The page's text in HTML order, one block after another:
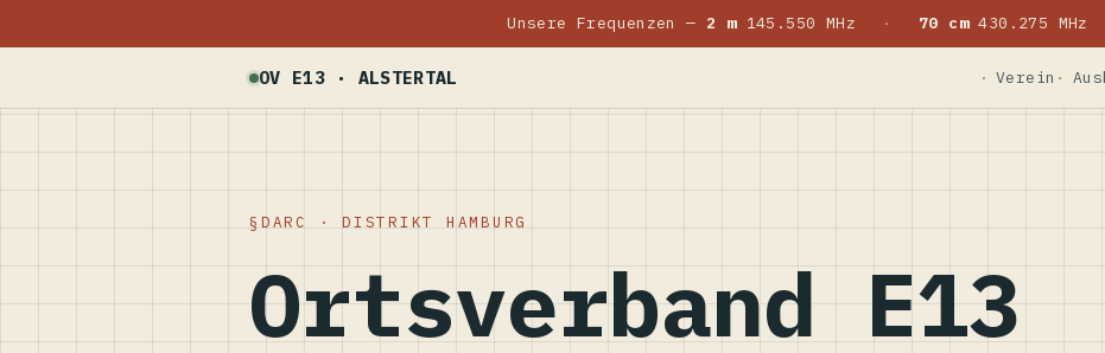
Unsere Frequenzen — 2 m145.550 MHz · 70 cm430.275 MHz
OV E13 · ALSTERTAL Verein
DARC · DISTRIKT HAMBURG
Ortsverband E13